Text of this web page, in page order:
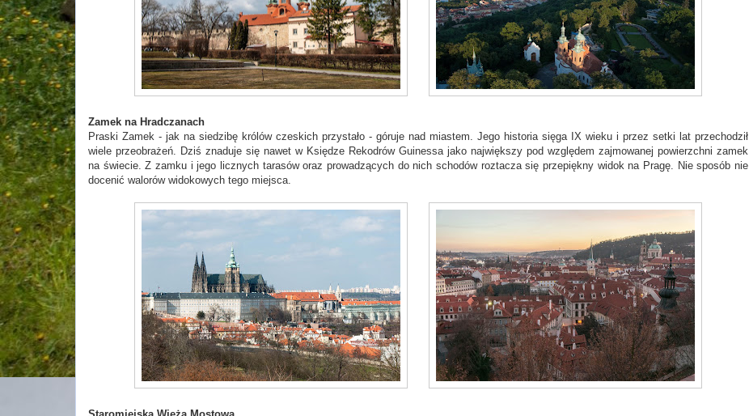
Zamek na Hradczanach
Praski Zamek - jak na siedzibę królów czeskich przystało - góruje nad miastem. Jego historia sięga IX wieku i przez setki lat przechodził
wiele przeobrażeń. Dziś znaduje się nawet w Księdze Rekodrów Guinessa jako największy pod względem zajmowanej powierzchni zamek
na świecie. Z zamku i jego licznych tarasów oraz prowadzących do nich schodów roztacza się przepiękny widok na Pragę. Nie sposób nie
docenić walorów widokowych tego miejsca.